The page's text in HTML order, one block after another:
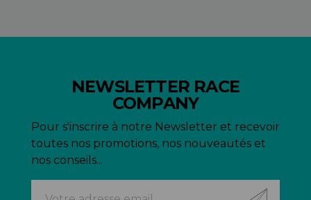
NEWSLETTER RACE
COMPANY
Pour s'inscrire à notre Newsletter et recevoir
toutes nos promotions, nos nouveautés et
nos conseils...